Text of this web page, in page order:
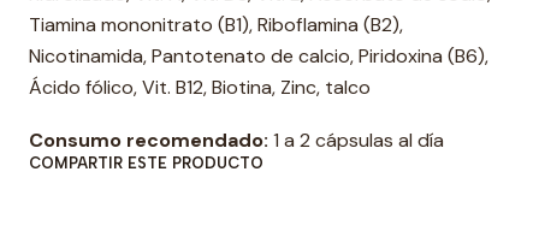
d
Tiamina mononitrato (B1), Riboflamina (B2),
Nicotinamida, Pantotenato de calcio, Piridoxina (B6),
Ácido fólico, Vit. B12, Biotina, Zinc, talco
Consumo recomendado: 1 a 2 cápsulas al día
COMPARTIR ESTE PRODUCTO